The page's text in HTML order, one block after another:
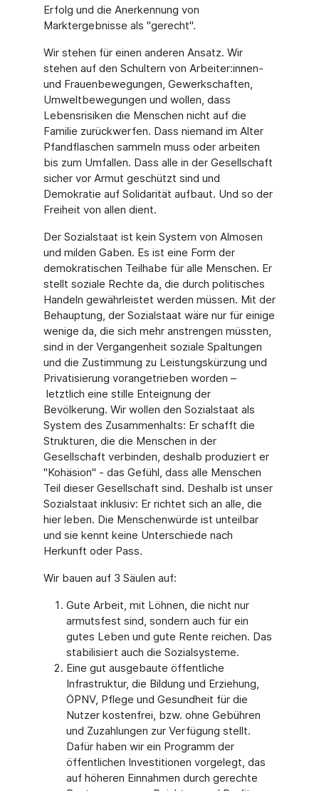
Erfolg und die Anerkennung von
Marktergebnisse als "gerecht".
Wir stehen für einen anderen Ansatz. Wir
stehen auf den Schultern von Arbeiter:innen-
und Frauenbewegungen, Gewerkschaften,
Umweltbewegungen und wollen, dass
Lebensrisiken die Menschen nicht auf die
Familie zurückwerfen. Dass niemand im Alter
Pfandflaschen sammeln muss oder arbeiten
bis zum Umfallen. Dass alle in der Gesellschaft
sicher vor Armut geschützt sind und
Demokratie auf Solidarität aufbaut. Und so der
Freiheit von allen dient.
Der Sozialstaat ist kein System von Almosen
und milden Gaben. Es ist eine Form der
demokratischen Teilhabe für alle Menschen. Er
stellt soziale Rechte da, die durch politisches
Handeln gewährleistet werden müssen. Mit der
Behauptung, der Sozialstaat wäre nur für einige
wenige da, die sich mehr anstrengen müssten,
sind in der Vergangenheit soziale Spaltungen
und die Zustimmung zu Leistungskürzung und
Privatisierung vorangetrieben worden –
letztlich eine stille Enteignung der
Bevölkerung. Wir wollen den Sozialstaat als
System des Zusammenhalts: Er schafft die
Strukturen, die die Menschen in der
Gesellschaft verbinden, deshalb produziert er
"Kohäsion" - das Gefühl, dass alle Menschen
Teil dieser Gesellschaft sind. Deshalb ist unser
Sozialstaat inklusiv: Er richtet sich an alle, die
hier leben. Die Menschenwürde ist unteilbar
und sie kennt keine Unterschiede nach
Herkunft oder Pass.
Wir bauen auf 3 Säulen auf:
Gute Arbeit, mit Löhnen, die nicht nur
armutsfest sind, sondern auch für ein
gutes Leben und gute Rente reichen. Das
stabilisiert auch die Sozialsysteme.
Eine gut ausgebaute öffentliche
Infrastruktur, die Bildung und Erziehung,
ÖPNV, Pflege und Gesundheit für die
Nutzer kostenfrei, bzw. ohne Gebühren
und Zuzahlungen zur Verfügung stellt.
Dafür haben wir ein Programm der
öffentlichen Investitionen vorgelegt, das
auf höheren Einnahmen durch gerechte